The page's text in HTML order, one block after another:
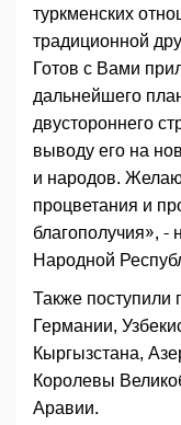
туркменских
традиционной
Готов с Вами
дальнейшего
двустороннего
выводу его на
и народов.
процветания и
благополучия», -
Народной
Также поступили
Германии,
Кыргызстана,
Королевы
Аравии.